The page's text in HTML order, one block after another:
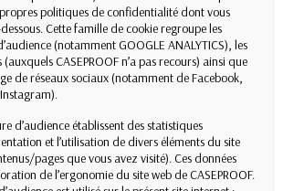
politiques de confidentialité dont vous
Cette famille de cookie regroupe les
(notamment GOOGLE ANALYTICS), les
CASEPROOF n’a pas recours) ainsi que
de réseaux sociaux (notamment de Facebook,
d’audience établissent des statistiques
et l’utilisation de divers éléments du site
pages que vous avez visité). Ces données
de l’ergonomie du site web de CASEPROOF.